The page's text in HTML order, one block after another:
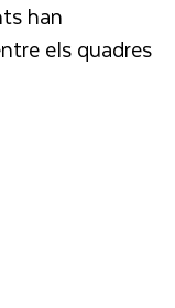
han
els quadres